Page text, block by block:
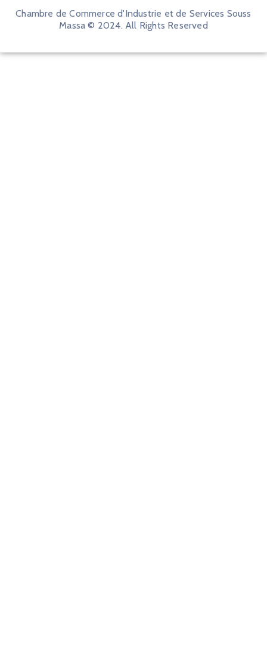
Chambre de Commerce d'Industrie et de Services Souss
Massa © 2024. All Rights Reserved